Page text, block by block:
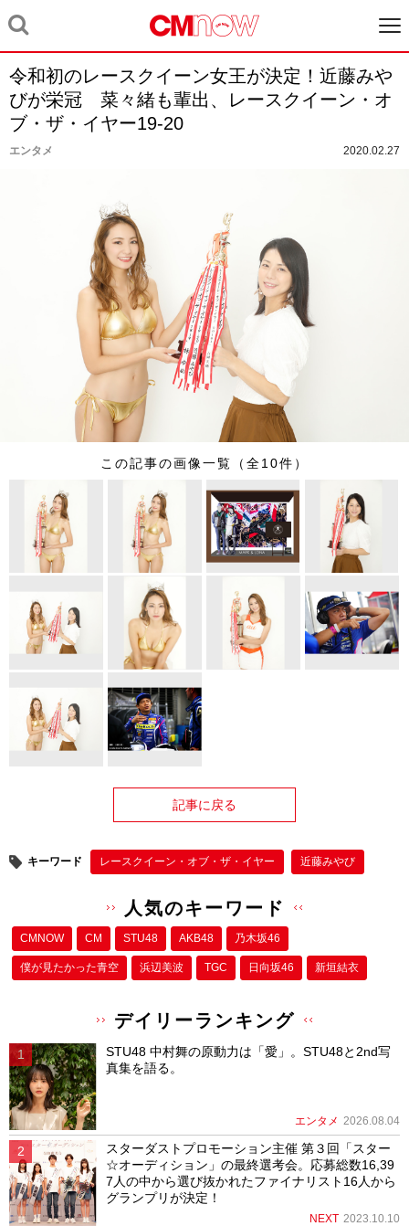
令和初のレースクイーン女王が決定！近藤みや
びが栄冠 菜々緒も輩出、レースクイーン・オ
ブ・ザ・イヤー19-20
エンタメ 2020.02.27
この記事の画像一覧（全10件）
記事に戻る
キーワード レースクイーン・オブ・ザ・イヤー 近藤みやび
人気のキーワード
CMNOW CM STU48 AKB48 乃木坂46
僕が⾒たかった⻘空 浜辺美波 TGC 日向坂46 新垣結衣
デイリーランキング
STU48 中村舞の原動力は「愛」。STU48と2nd写
真集を語る。
エンタメ 2026.08.04
スターダストプロモーション主催 第３回「スター
☆オーディション」の最終選考会。応募総数16,39
7人の中から選び抜かれたファイナリスト16人から
グランプリが決定！
NEXT 2023.10.10